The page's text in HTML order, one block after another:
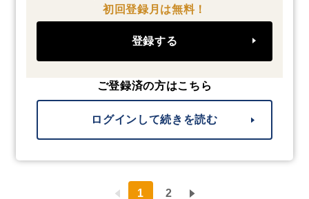
初回登録月は無料！
登録する
ご登録済の方はこちら
ログインして続きを読む
1 2